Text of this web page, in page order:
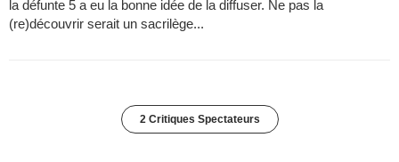
la défunte 5 a eu la bonne idée de la diffuser. Ne pas la
(re)découvrir serait un sacrilège...
2 Critiques Spectateurs